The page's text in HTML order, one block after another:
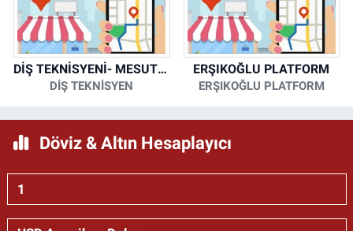
DİŞ TEKNİSYENİ- MESUT KORKMAZ
DİŞ TEKNİSYEN
ERŞIKOĞLU PLATFORM
ERŞIKOĞLU PLATFORM
Döviz & Altın Hesaplayıcı